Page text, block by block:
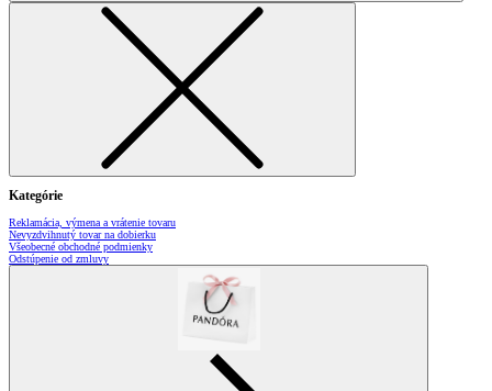
Kategórie
Reklamácia, výmena a vrátenie tovaru
Nevyzdvihnutý tovar na dobierku
Všeobecné obchodné podmienky
Odstúpenie od zmluvy